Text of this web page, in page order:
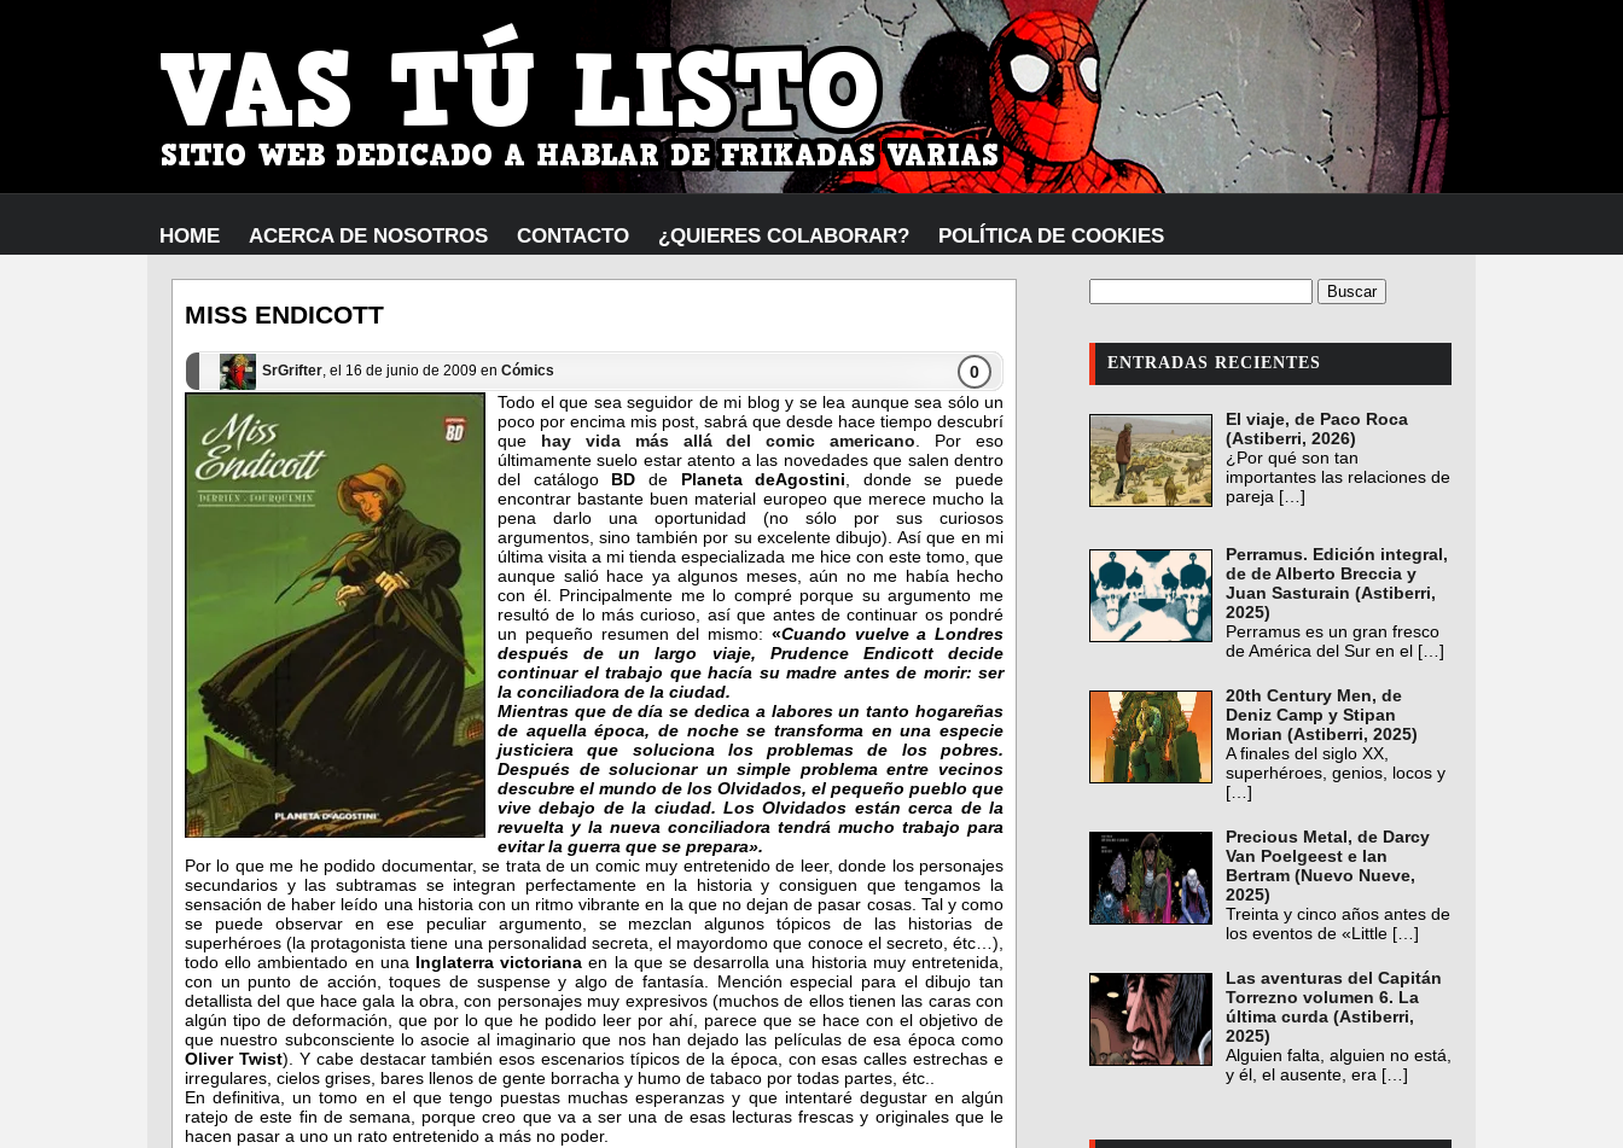
HOME ACERCA DE NOSOTROS CONTACTO ¿QUIERES COLABORAR? POLÍTICA DE COOKIES
MISS ENDICOTT
SrGrifter, el 16 de junio de 2009 en Cómics
0
Todo el que sea seguidor de mi blog y se lea aunque sea sólo un
poco por encima mis post, sabrá que desde hace tiempo descubrí
que hay vida más allá del comic americano . Por eso
últimamente suelo estar atento a las novedades que salen dentro
del catálogo BD de Planeta deAgostini , donde se puede
encontrar bastante buen material europeo que merece mucho la
pena darlo una oportunidad (no sólo por sus curiosos
argumentos, sino también por su excelente dibujo). Así que en mi
última visita a mi tienda especializada me hice con este tomo, que
aunque salió hace ya algunos meses, aún no me había hecho
con él. Principalmente me lo compré porque su argumento me
resultó de lo más curioso, así que antes de continuar os pondré
un pequeño resumen del mismo: «Cuando vuelve a Londres
después de un largo viaje, Prudence Endicottdecide
continuar el trabajo que hacía su madre antes de morir: ser
la conciliadora de la ciudad.
Mientras que de día se dedica a labores un tanto hogareñas
de aquella época, de noche se transforma en una especie
justiciera que soluciona los problemas de los pobres.
Después de solucionar un simple problema entre vecinos
descubre el mundo de los Olvidados, el pequeño pueblo que
vive debajo de la ciudad. Los Olvidados están cerca de la
revuelta y la nueva conciliadora tendrá mucho trabajo para
evitar la guerra que se prepara».
Por lo que me he podido documentar, se trata de un comic muy entretenido de leer, donde los personajes
secundarios y las subtramas se integran perfectamente en la historia y consiguen que tengamos la
sensación de haber leído una historia con un ritmo vibrante en la que no dejan de pasar cosas. Tal y como
se puede observar en ese peculiar argumento, se mezclan algunos tópicos de las historias de
superhéroes (la protagonista tiene una personalidad secreta, el mayordomo que conoce el secreto, étc…),
todo ello ambientado en una Inglaterra victoriana en la que se desarrolla una historia muy entretenida,
con un punto de acción, toques de suspense y algo de fantasía. Mención especial para el dibujo tan
detallista del que hace gala la obra, con personajes muy expresivos (muchos de ellos tienen las caras con
algún tipo de deformación, que por lo que he podido leer por ahí, parece que se hace con el objetivo de
que nuestro subconsciente lo asocie al imaginario que nos han dejado las películas de esa época como
Oliver Twist). Y cabe destacar también esos escenarios típicos de la época, con esas calles estrechas e
irregulares, cielos grises, bares llenos de gente borracha y humo de tabaco por todas partes, étc..
En definitiva, un tomo en el que tengo puestas muchas esperanzas y que intentaré degustar en algún
ratejo de este fin de semana, porque creo que va a ser una de esas lecturas frescas y originales que le
hacen pasar a uno un rato entretenido a más no poder.
ENTRADAS RECIENTES
El viaje, de Paco Roca
(Astiberri, 2026)
¿Por qué son tan
importantes las relaciones de
pareja […]
Perramus. Edición integral,
de de Alberto Breccia y
Juan Sasturain (Astiberri,
2025)
Perramus es un gran fresco
de América del Sur en el […]
20th Century Men, de
Deniz Camp y Stipan
Morian (Astiberri, 2025)
A finales del siglo XX,
superhéroes, genios, locos y
[…]
Precious Metal, de Darcy
Van Poelgeest e Ian
Bertram (Nuevo Nueve,
2025)
Treinta y cinco años antes de
los eventos de «Little […]
Las aventuras del Capitán
Torrezno volumen 6. La
última curda (Astiberri,
2025)
Alguien falta, alguien no está,
y él, el ausente, era […]